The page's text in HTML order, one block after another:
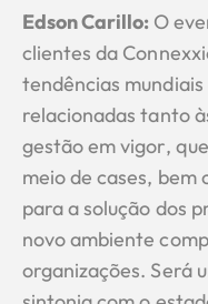
Edson Carillo: O
clientes da
tendências
relacionadas tanto
gestão em vigor,
meio de cases, bem
para a solução dos
novo ambiente
organizações. Será